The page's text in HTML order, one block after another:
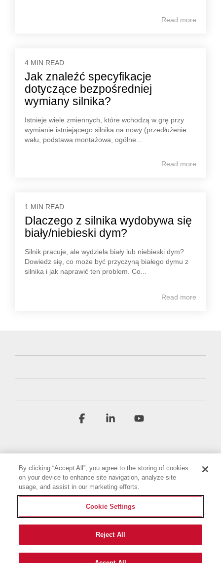
Read more
4 MIN READ
Jak znaleźć specyfikacje
dotyczące bezpośredniej
wymiany silnika?
Istnieje wiele zmiennych, które wchodzą w grę przy
wymianie istniejącego silnika na nowy (przedłużenie
wału, podstawa montażowa, ogólne...
Read more
1 MIN READ
Dlaczego z silnika wydobywa się
biały/niebieski dym?
Silnik pracuje, ale wydziela biały lub niebieski dym?
Dowiedz się, co może być przyczyną białego dymu z
silnika i jak naprawić ten problem. Co...
Read more
Regulamin
Polityka prywatności
Oświadczenie o dostępności
Nadruk
Ustawienia plików cookie
© 2026 Briggs & Stratton, LLC. All rights reserved.
Facebook Linkedin
By clicking “Accept All”, you agree to the storing of cookies
on your device to enhance site navigation, analyze site
usage, and assist in our marketing efforts.
Cookie Settings
Reject All